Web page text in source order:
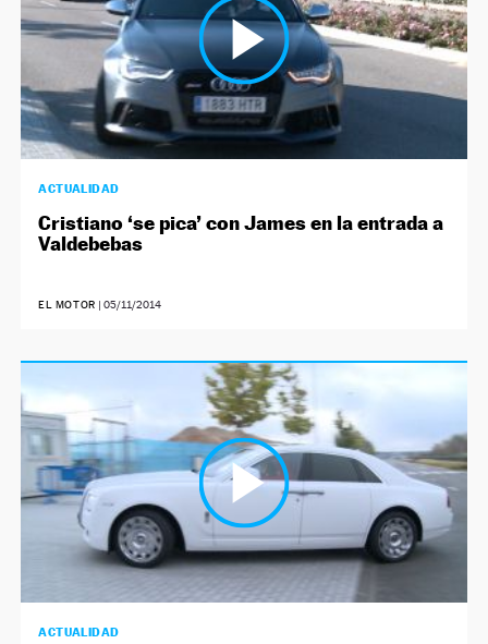
ACTUALIDAD
Cristiano ‘se pica’ con James en la entrada a
Valdebebas
EL MOTOR | 05/11/2014
ACTUALIDAD